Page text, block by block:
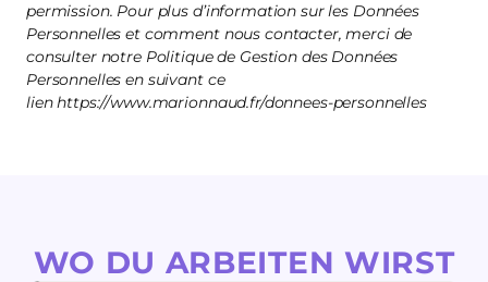
permission. Pour plus d’information sur les Données
Personnelles et comment nous contacter, merci de
consulter notre Politique de Gestion des Données
Personnelles en suivant ce
lien https://www.marionnaud.fr/donnees-personnelles
WO DU ARBEITEN WIRST